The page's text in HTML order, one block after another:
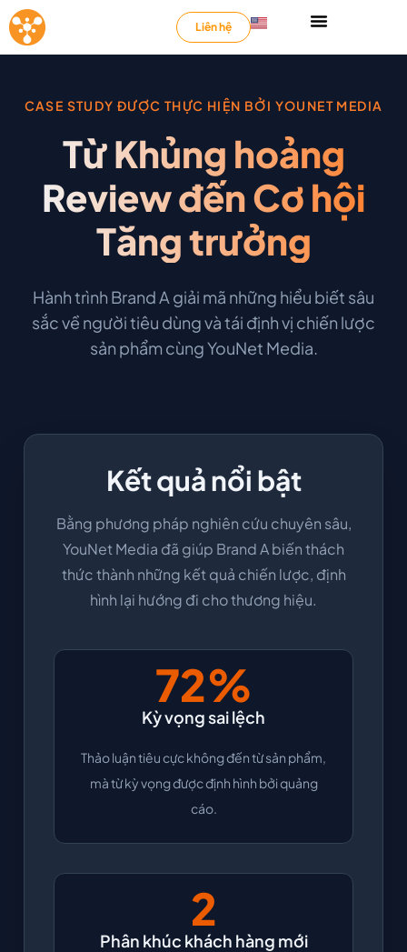
Liên hệ
CASE STUDY ĐƯỢC THỰC HIỆN BỞI YOUNET MEDIA
Từ Khủng hoảng
Review đến Cơ hội
Tăng trưởng
Hành trình Brand A giải mã những hiểu biết sâu
sắc về người tiêu dùng và tái định vị chiến lược
sản phẩm cùng YouNet Media.
Kết quả nổi bật
Bằng phương pháp nghiên cứu chuyên sâu,
YouNet Media đã giúp Brand A biến thách
thức thành những kết quả chiến lược, định
hình lại hướng đi cho thương hiệu.
72%
Kỳ vọng sai lệch
Thảo luận tiêu cực không đến từ sản phẩm,
mà từ kỳ vọng được định hình bởi quảng
cáo.
2
Phân khúc khách hàng mới